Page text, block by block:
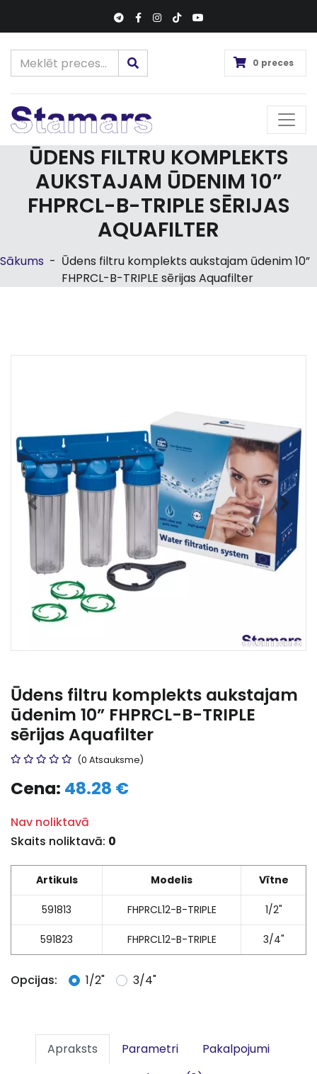
0 preces
ŪDENS FILTRU KOMPLEKTS
AUKSTAJAM ŪDENIM 10”
FHPRCL-B-TRIPLE SĒRIJAS
AQUAFILTER
Sākums - Ūdens filtru komplekts aukstajam ūdenim 10”
FHPRCL-B-TRIPLE sērijas Aquafilter
Ūdens filtru komplekts aukstajam
ūdenim 10” FHPRCL-B-TRIPLE
sērijas Aquafilter
(0 Atsauksme)
Cena: 48.28 €
Nav noliktavā
Skaits noliktavā: 0
Artikuls Modelis Vītne
591813 FHPRCL12-B-TRIPLE 1/2"
591823 FHPRCL12-B-TRIPLE 3/4"
Opcijas: 1/2" 3/4"
Apraksts Parametri
Pakalpojumi